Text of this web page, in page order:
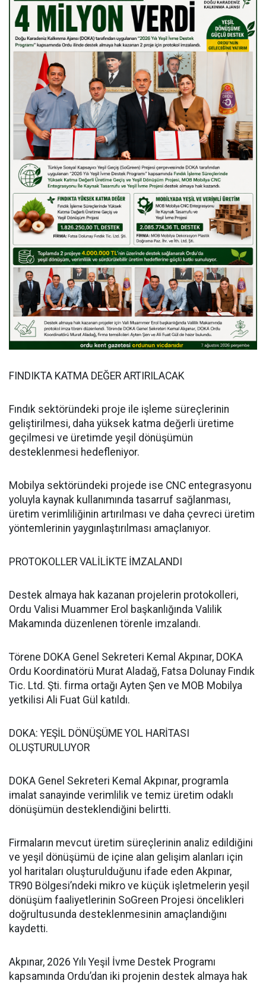
FINDIKTA KATMA DEĞER ARTIRILACAK
Fındık sektöründeki proje ile işleme süreçlerinin
geliştirilmesi, daha yüksek katma değerli üretime
geçilmesi ve üretimde yeşil dönüşümün
desteklenmesi hedefleniyor.
Mobilya sektöründeki projede ise CNC entegrasyonu
yoluyla kaynak kullanımında tasarruf sağlanması,
üretim verimliliğinin artırılması ve daha çevreci üretim
yöntemlerinin yaygınlaştırılması amaçlanıyor.
PROTOKOLLER VALİLİKTE İMZALANDI
Destek almaya hak kazanan projelerin protokolleri,
Ordu Valisi Muammer Erol başkanlığında Valilik
Makamında düzenlenen törenle imzalandı.
Törene DOKA Genel Sekreteri Kemal Akpınar, DOKA
Ordu Koordinatörü Murat Aladağ, Fatsa Dolunay Fındık
Tic. Ltd. Şti. firma ortağı Ayten Şen ve MOB Mobilya
yetkilisi Ali Fuat Gül katıldı.
DOKA: YEŞİL DÖNÜŞÜME YOL HARİTASI
OLUŞTURULUYOR
DOKA Genel Sekreteri Kemal Akpınar, programla
imalat sanayinde verimlilik ve temiz üretim odaklı
dönüşümün desteklendiğini belirtti.
Firmaların mevcut üretim süreçlerinin analiz edildiğini
ve yeşil dönüşümü de içine alan gelişim alanları için
yol haritaları oluşturulduğunu ifade eden Akpınar,
TR90 Bölgesi’ndeki mikro ve küçük işletmelerin yeşil
dönüşüm faaliyetlerinin SoGreen Projesi öncelikleri
doğrultusunda desteklenmesinin amaçlandığını
kaydetti.
Akpınar, 2026 Yılı Yeşil İvme Destek Programı
kapsamında Ordu’dan iki projenin destek almaya hak